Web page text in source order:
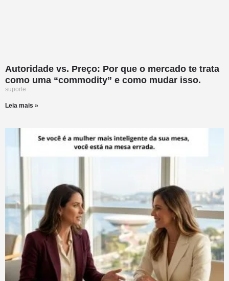
Autoridade vs. Preço: Por que o mercado te trata
como uma “commodity” e como mudar isso.
suporte
Leia mais »